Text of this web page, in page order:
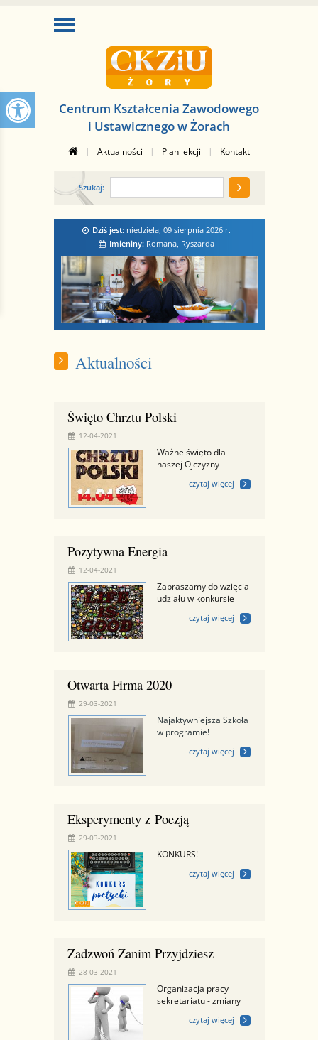
Centrum Kształcenia Zawodowego
i Ustawicznego w Żorach
| Aktualności | Plan lekcji | Kontakt
Szukaj:
Dziś jest: niedziela, 09 sierpnia 2026r.
Imieniny:Romana, Ryszarda
Aktualności
Święto Chrztu Polski
12-04-2021
Ważne święto dla
naszej Ojczyzny
czytaj więcej
Pozytywna Energia
12-04-2021
Zapraszamy do wzięcia
udziału w konkursie
czytaj więcej
Otwarta Firma 2020
29-03-2021
Najaktywniejsza Szkoła
w programie!
czytaj więcej
Eksperymenty z Poezją
29-03-2021
KONKURS!
czytaj więcej
Zadzwoń Zanim Przyjdziesz
28-03-2021
Organizacja pracy
sekretariatu - zmiany
czytaj więcej